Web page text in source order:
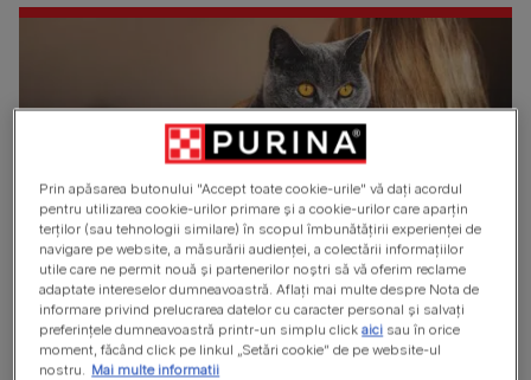
Personalitate
Prin apăsarea butonului "Accept toate cookie-urile" vă dați acordul
pentru utilizarea cookie-urilor primare și a cookie-urilor care aparțin
terților (sau tehnologii similare) în scopul îmbunătățirii experienței de
navigare pe website, a măsurării audienței, a colectării informațiilor
utile care ne permit nouă și partenerilor noștri să vă oferim reclame
adaptate intereselor dumneavoastră. Aflați mai multe despre Nota de
informare privind prelucrarea datelor cu caracter personal și salvați
preferințele dumneavoastră printr-un simplu clickaici sau în orice
moment, făcând click pe linkul „Setări cookie” de pe website-ul
nostru. Mai multe informatii